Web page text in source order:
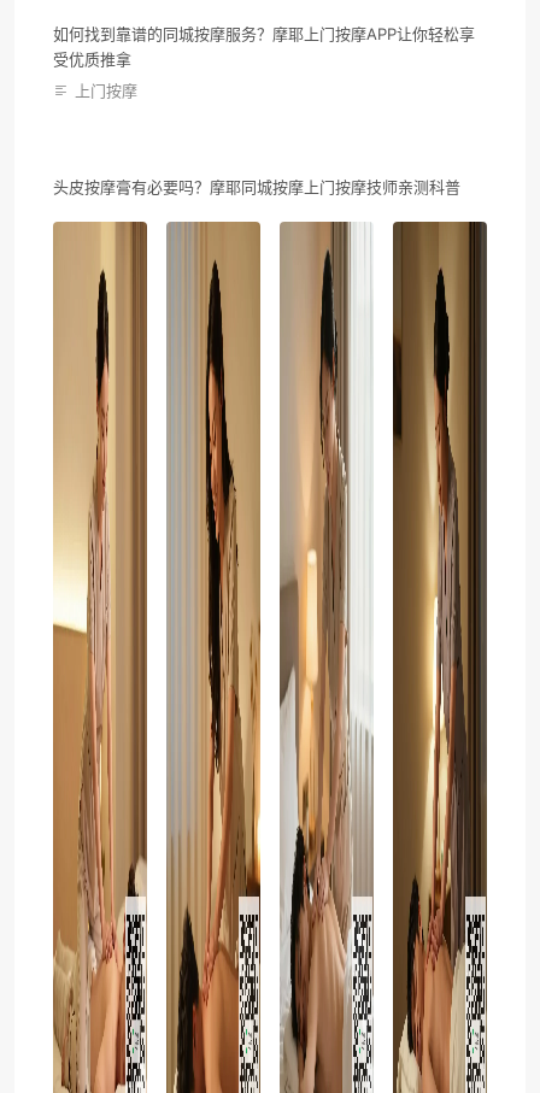
如何找到靠谱的同城按摩服务？摩耶上门按摩APP让你轻松享
受优质推拿
上门按摩
头皮按摩膏有必要吗？摩耶同城按摩上门按摩技师亲测科普